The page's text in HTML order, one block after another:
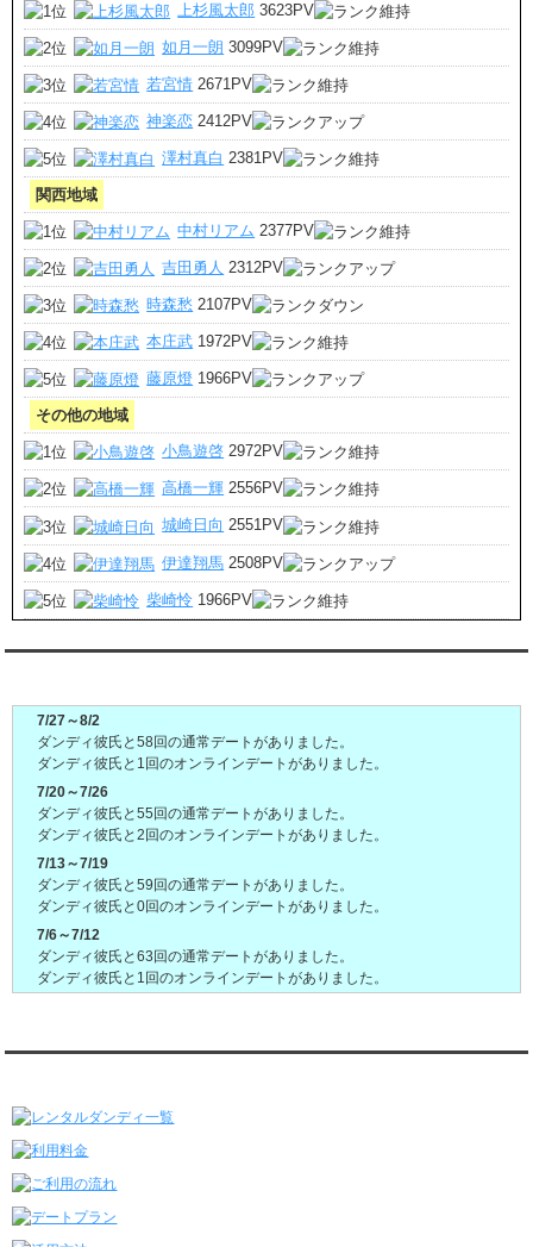
上杉風太郎 3623PV
如月一朗 3099PV
若宮情 2671PV
神楽恋 2412PV
澤村真白 2381PV
関西地域
中村リアム 2377PV
吉田勇人 2312PV
時森愁 2107PV
本庄武 1972PV
藤原燈 1966PV
その他の地域
小鳥遊啓 2972PV
高橋一輝 2556PV
城崎日向 2551PV
伊達翔馬 2508PV
柴崎怜 1966PV
7/27～8/2
ダンディ彼氏と58回の通常デートがありました。
ダンディ彼氏と1回のオンラインデートがありました。
7/20～7/26
ダンディ彼氏と55回の通常デートがありました。
ダンディ彼氏と2回のオンラインデートがありました。
7/13～7/19
ダンディ彼氏と59回の通常デートがありました。
ダンディ彼氏と0回のオンラインデートがありました。
7/6～7/12
ダンディ彼氏と63回の通常デートがありました。
ダンディ彼氏と1回のオンラインデートがありました。
ダンディ彼氏と4回のオンラインデートがありました。
ダンディ彼氏と1回のオンラインデートがありました。
6/15～6/21
ダンディ彼氏と2回のオンラインデートがありました。
6/8～6/14
ダンディ彼氏と68回の通常デートがありました。